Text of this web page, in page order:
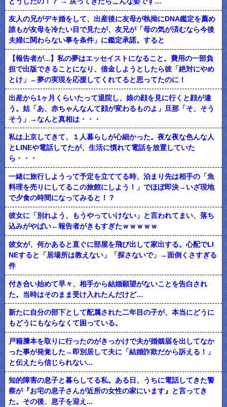
友人の兄がデキ婚をして、出産後に友母が執拗にDNA鑑定を薦め
誰もが友母を冷たい目で見たが、友兄が「母の気が済むなら今後
夫婦に関わらない事を条件」に鑑定承諾。すると
【報告者が...】私の夢はエッセイストになること。費用の一部負
担で出版できることになり、借金しようとしたら彼「絶対にやめ
とけ」←夢の実現を応援してくれてると思ってたのに！
出産から1ヶ月くらいたって退院し、娘の顔を見に行くと顔が違
う。姑「あ、赤ちゃんなんて顔が変わるものよ」旦那「そ、そう
そう」→なんと真相は・・・
私は上京してきて、１人暮らしが心細かった。夜な夜な色んな人
とLINEや電話してたが、生活に慣れて電話を放置していた
ら・・・
一緒に旅行しようって予定を立ててる時、泊まり先は相手の「魚
料理を売りにしてるこの旅館にしよう！」でほぼ即決→いざ現地
で夕食の時間になってみると！？
彼女に「別れよう、もうやっていけない」と言われてまい、落ち
込みがやばい←報告者がきもすぎたｗｗｗｗｗ
彼女が、何かあると直ぐに部屋を飛び出して家出する。心配でLI
NEすると「居場所は教えない」「探さないで」→面倒くさすぎる
件
付き合い始めて早々、相手から結婚願望がないことを告白され
た。当時はそのまま受け入れたんだけど…
新たに自分の部下として配属された二年目の子が、本当にどうに
もどうにもならなくて困っている。
戸籍謄本を取りに行ったのがきっかけで夫が婚姻届を出してなか
った事が発覚した→即別居して夫に「結婚詐欺だから訴える！」
と伝えたら信じられない...
知的障害の息子と暮らしてる私。ある日、うちに電話してきた警
察が『お宅の息子さんが近所の女性の家にいます』と言ってき
た。その後、息子を迎え...